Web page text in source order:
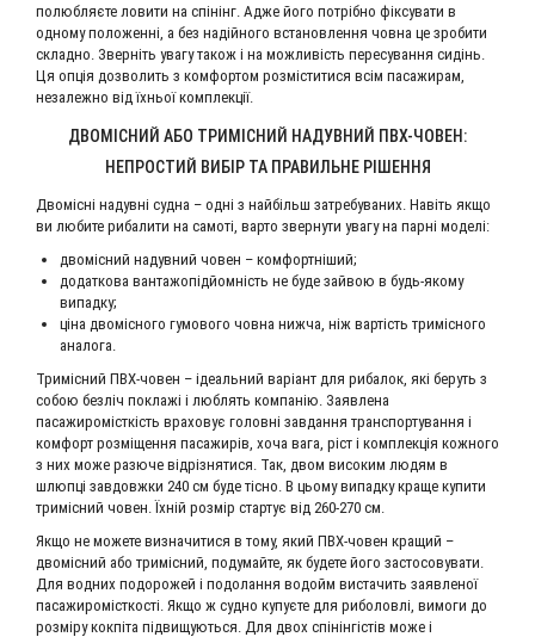
полюбляєте ловити на спінінг. Адже його потрібно фіксувати в
одному положенні, а без надійного встановлення човна це зробити
складно. Зверніть увагу також і на можливість пересування сидінь.
Ця опція дозволить з комфортом розміститися всім пасажирам,
незалежно від їхньої комплекції.
ДВОМІСНИЙ АБО ТРИМІСНИЙ НАДУВНИЙ ПВХ-ЧОВЕН:
НЕПРОСТИЙ ВИБІР ТА ПРАВИЛЬНЕ РІШЕННЯ
Двомісні надувні судна – одні з найбільш затребуваних. Навіть якщо
ви любите рибалити на самоті, варто звернути увагу на парні моделі:
двомісний надувний човен – комфортніший;
додаткова вантажопідйомність не буде зайвою в будь-якому
випадку;
ціна двомісного гумового човна нижча, ніж вартість тримісного
аналога.
Тримісний ПВХ-човен – ідеальний варіант для рибалок, які беруть з
собою безліч поклажі і люблять компанію. Заявлена ​​
пасажиромісткість враховує головні завдання транспортування і
комфорт розміщення пасажирів, хоча вага, ріст і комплекція кожного
з них може разюче відрізнятися. Так, двом високим людям в
шлюпці завдовжки 240 см буде тісно. В цьому випадку краще купити
тримісний човен. Їхній розмір стартує від 260-270 см.
Якщо не можете визначитися в тому, який ПВХ-човен кращий –
двомісний або тримісний, подумайте, як будете його застосовувати.
Для водних подорожей і подолання водойм вистачить заявленої
пасажиромісткості. Якщо ж судно купуєте для риболовлі, вимоги до
розміру кокпіта підвищуються. Для двох спінінгістів може і